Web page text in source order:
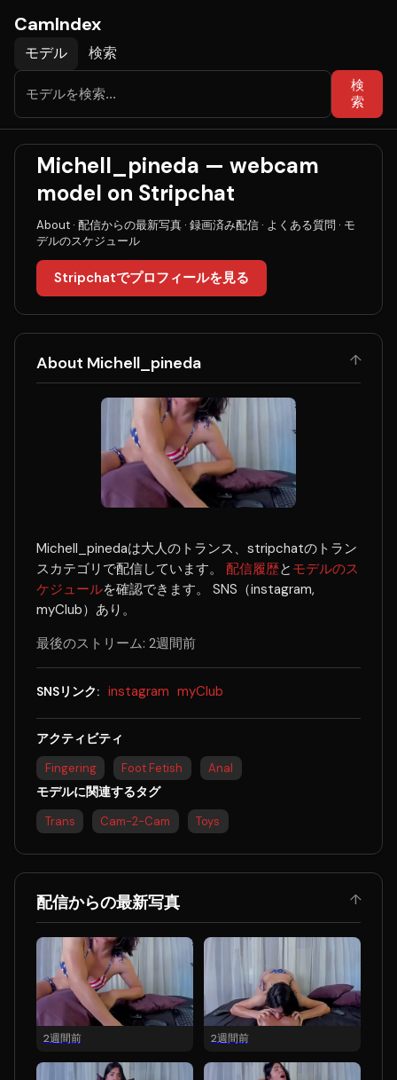
CamIndex
モデル 検索
検
索
Michell_pineda — webcam
model on Stripchat
About · 配信からの最新写真 · 録画済み配信 · よくある質問 · モ
デルのスケジュール
Stripchatでプロフィールを見る
↑
About Michell_pineda
Michell_pinedaは大人のトランス、stripchatのトラン
スカテゴリで配信しています。 配信履歴と モデルのス
ケジュールを確認できます。 SNS（instagram,
myClub）あり。
最後のストリーム: 2週間前
SNSリンク: instagram myClub
アクティビティ
Fingering Foot Fetish Anal
モデルに関連するタグ
Trans Cam-2-Cam Toys
↑
配信からの最新写真
2週間前 2週間前